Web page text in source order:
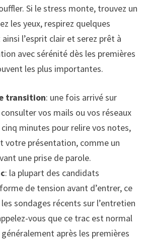
Si le stress monte, trouvez un
les yeux, respirez quelques
l’esprit clair et serez prêt à
avec sérénité dès les premières
les plus importantes.
transition: une fois arrivé sur
vos mails ou vos réseaux
minutes pour relire vos notes,
votre présentation, comme un
une prise de parole.
: la plupart des candidats
de tension avant d’entrer, ce
sondages récents sur l’entretien
vous que ce trac est normal
après les premières